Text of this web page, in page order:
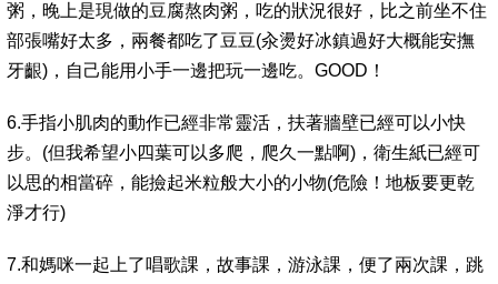
粥，晚上是現做的豆腐熬肉粥，吃的狀況很好，比之前坐不住
部張嘴好太多，兩餐都吃了豆豆(汆燙好冰鎮過好大概能安撫
牙齦)，自己能用小手一邊把玩一邊吃。GOOD！
6.手指小肌肉的動作已經非常靈活，扶著牆壁已經可以小快
步。(但我希望小四葉可以多爬，爬久一點啊)，衛生紙已經可
以思的相當碎，能撿起米粒般大小的小物(危險！地板要更乾
淨才行)
7.和媽咪一起上了唱歌課，故事課，游泳課，便了兩次課，跳